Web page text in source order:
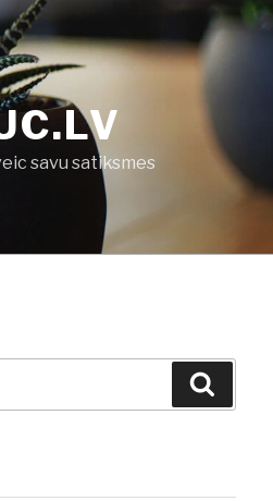
savu satiksmes